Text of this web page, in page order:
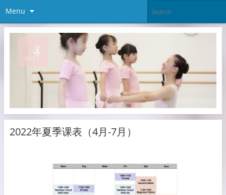
Menu
2022年夏季课表（4月-7月）